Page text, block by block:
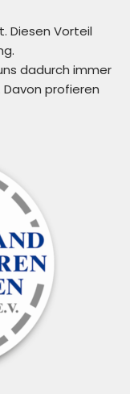
Diesen Vorteil
dadurch immer
profieren